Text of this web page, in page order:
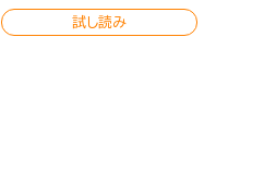
試し読み